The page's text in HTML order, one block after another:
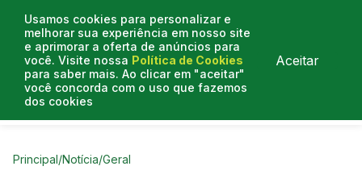
Usamos cookies para personalizar e
melhorar sua experiência em nosso site
e aprimorar a oferta de anúncios para
você. Visite nossa Política de Cookies
para saber mais. Ao clicar em "aceitar"
você concorda com o uso que fazemos
dos cookies
Aceitar
Curtas do Poder
Principal/Notícia/Geral